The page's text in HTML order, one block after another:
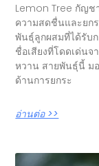
Lemon Tree กัญช
ความสดชื่นและยก
พันธุ์ลูกผสมที่ได้รับ
ชื่อเสียงที่โดดเด่น
หวาน สายพันธุ์นี้ ม
ด้านการยกระ
อ่านต่อ >>